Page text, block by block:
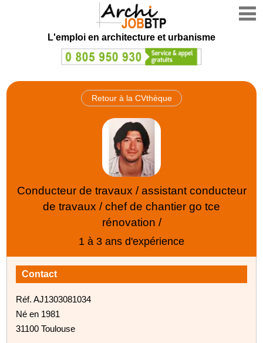
L'emploi en architecture et urbanisme
Retour à la CVthèque
Conducteur de travaux / assistant conducteur
de travaux / chef de chantier go tce
rénovation /
1 à 3 ans d'expérience
Contact
Réf. AJ1303081034
Né en 1981
31100 Toulouse